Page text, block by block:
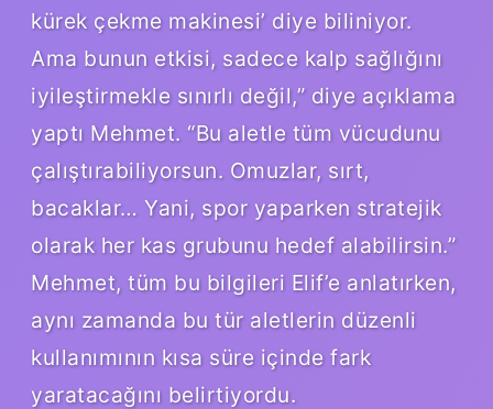
kürek çekme makinesi’ diye biliniyor.
Ama bunun etkisi, sadece kalp sağlığını
iyileştirmekle sınırlı değil,” diye açıklama
yaptı Mehmet. “Bu aletle tüm vücudunu
çalıştırabiliyorsun. Omuzlar, sırt,
bacaklar… Yani, spor yaparken stratejik
olarak her kas grubunu hedef alabilirsin.”
Mehmet, tüm bu bilgileri Elif’e anlatırken,
aynı zamanda bu tür aletlerin düzenli
kullanımının kısa süre içinde fark
yaratacağını belirtiyordu.